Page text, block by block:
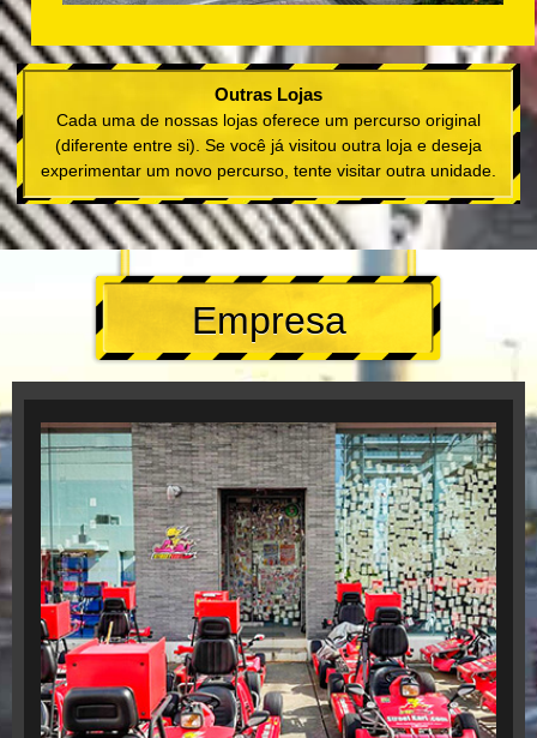
Outras Lojas
Cada uma de nossas lojas oferece um percurso original
(diferente entre si). Se você já visitou outra loja e deseja
experimentar um novo percurso, tente visitar outra unidade.
Empresa